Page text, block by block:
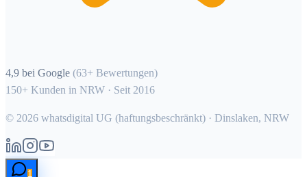
4,9 bei Google (63+ Bewertungen)
150+ Kunden in NRW · Seit 2016
© 2026 whatsdigital UG (haftungsbeschränkt) · Dinslaken, NRW
1